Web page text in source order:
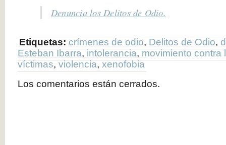
Denuncia los Delitos de Odio.
Etiquetas: crímenes de odio, Delitos de Odio,
Esteban Ibarra, intolerancia, movimiento contra
víctimas, violencia, xenofobia
Los comentarios están cerrados.